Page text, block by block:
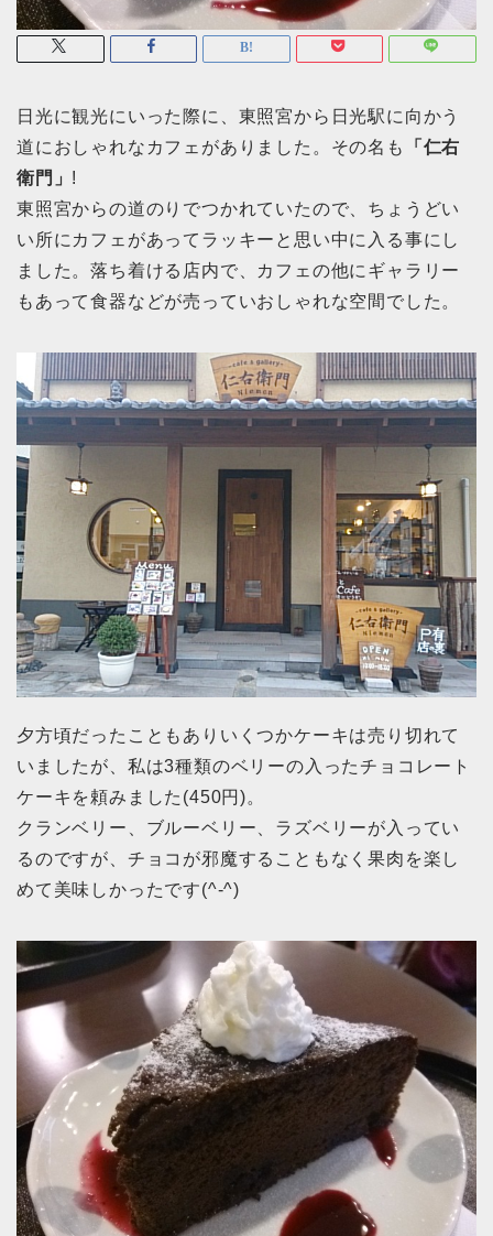
日光に観光にいった際に、東照宮から日光駅に向かう
道におしゃれなカフェがありました。その名も
「仁右
衛門」 !
東照宮からの道のりでつかれていたので、ちょうどい
い所にカフェがあってラッキーと思い中に入る事にし
ました。落ち着ける店内で、カフェの他にギャラリー
もあって食器などが売っていおしゃれな空間でした。
夕方頃だったこともありいくつかケーキは売り切れて
いましたが、私は3種類のベリーの入ったチョコレート
ケーキを頼みました(450円)。
クランベリー、ブルーベリー、ラズベリーが入ってい
るのですが、チョコが邪魔することもなく果肉を楽し
めて美味しかったです(^-^)